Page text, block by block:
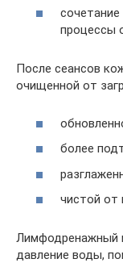
процессы
После сеансов
очищенной от
более
чистой от
Лимфодренажный
давление воды,